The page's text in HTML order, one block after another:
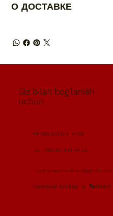
О ДОСТАВКЕ
Biz bilan bog'lanish
uchun
TR +90 501 014 44 55
UZ +998 95 884 44 55
campusuzbekistan@gmail.com
Nuroniylar ko'chasi 19, Тоshkent